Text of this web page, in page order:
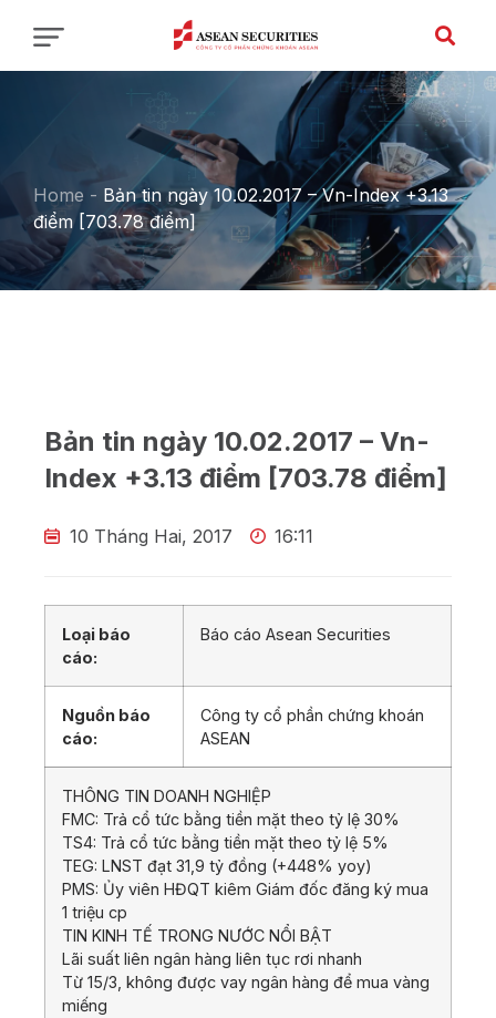
Home - Bản tin ngày 10.02.2017 – Vn-Index +3.13
điểm [703.78 điểm]
Bản tin ngày 10.02.2017 – Vn-
Index +3.13 điểm [703.78 điểm]
10 Tháng Hai, 2017 16:11
Loại báo
cáo:
Báo cáo Asean Securities
Nguồn báo
cáo:
Công ty cổ phần chứng khoán
ASEAN
THÔNG TIN DOANH NGHIỆP
FMC: Trả cổ tức bằng tiền mặt theo tỷ lệ 30%
TS4: Trả cổ tức bằng tiền mặt theo tỷ lệ 5%
TEG: LNST đạt 31,9 tỷ đồng (+448% yoy)
PMS: Ủy viên HĐQT kiêm Giám đốc đăng ký mua
1 triệu cp
TIN KINH TẾ TRONG NƯỚC NỔI BẬT
Lãi suất liên ngân hàng liên tục rơi nhanh
Từ 15/3, không được vay ngân hàng để mua vàng
miếng